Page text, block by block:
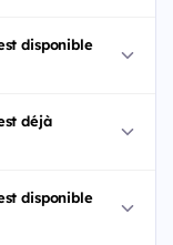
disponible
déjà
disponible